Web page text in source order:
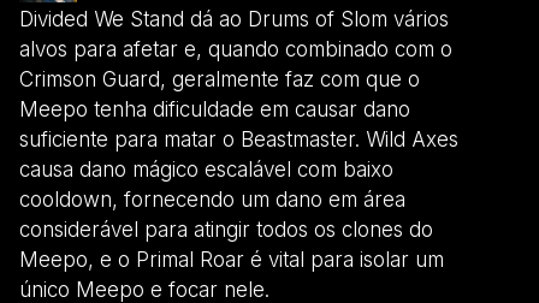
Divided We Stand dá ao Drums of Slom vários
alvos para afetar e, quando combinado com o
Crimson Guard, geralmente faz com que o
Meepo tenha dificuldade em causar dano
suficiente para matar o Beastmaster. Wild Axes
causa dano mágico escalável com baixo
cooldown, fornecendo um dano em área
considerável para atingir todos os clones do
Meepo, e o Primal Roar é vital para isolar um
único Meepo e focar nele.